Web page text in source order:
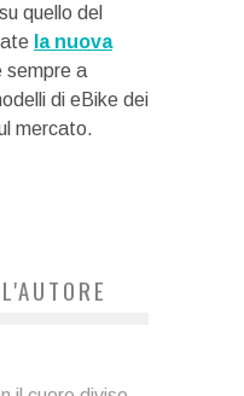
quello del
la nuova
sempre a
di eBike dei
mercato.